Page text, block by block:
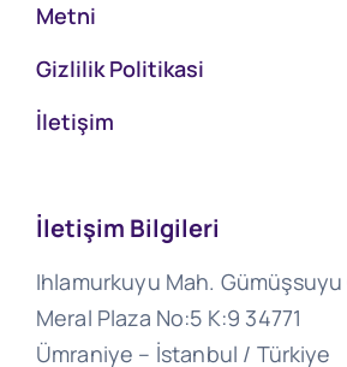
Metni
Gizlilik Politikasi
İletişim
İletişim Bilgileri
Ihlamurkuyu Mah. Gümüşsuyu
Meral Plaza No:5 K:9 34771
Ümraniye – İstanbul / Türkiye